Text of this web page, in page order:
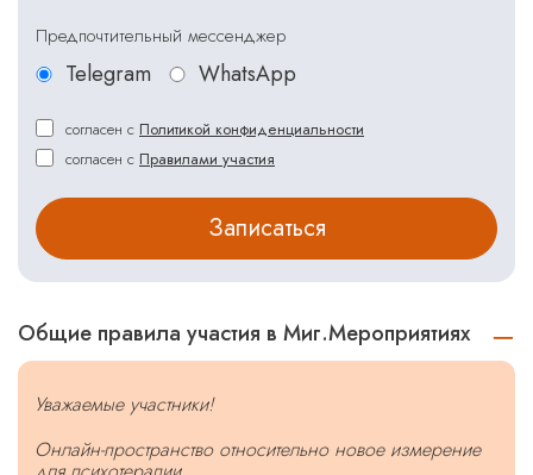
Предпочтительный мессенджер
Telegram WhatsApp
согласен с Политикой конфиденциальности
согласен с Правилами участия
Общие правила участия в Миг.Мероприятиях
Уважаемые участники!
Онлайн-пространство относительно новое измерение